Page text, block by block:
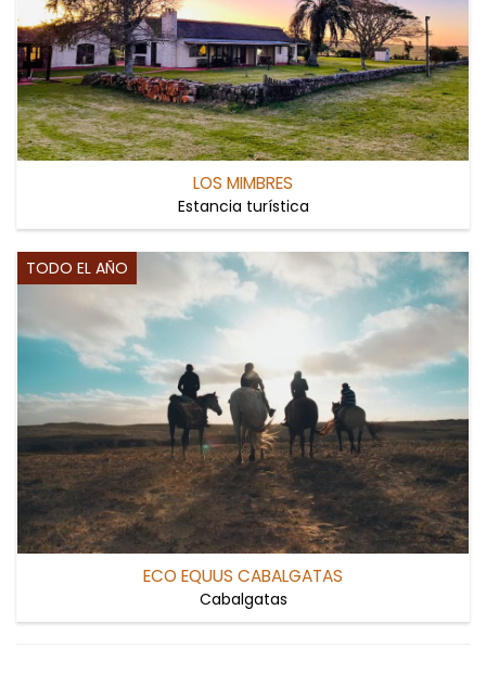
LOS MIMBRES
Estancia turística
TODO EL AÑO
ECO EQUUS CABALGATAS
Cabalgatas